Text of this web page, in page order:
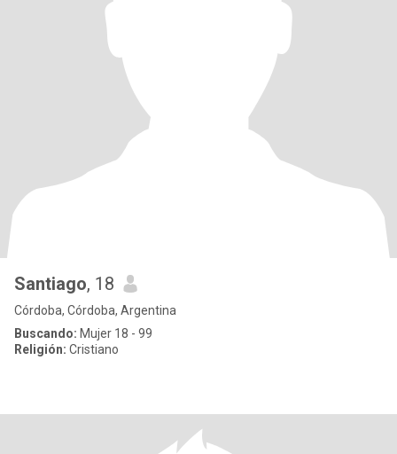
Santiago, 18
Córdoba, Córdoba, Argentina
Buscando: Mujer 18 - 99
Religión: Cristiano